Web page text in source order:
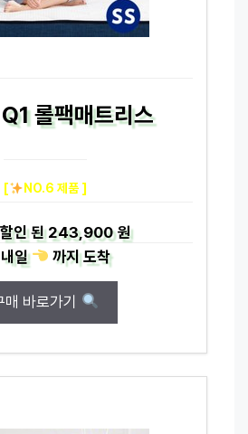
롤팩매트리스
[ NO.6 제품 ]
인 된243,900 원
내일
까지도착
매 바로가기